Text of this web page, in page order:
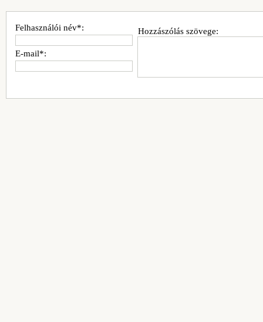
Hozzászólás szövege:
Felhasználói név*:
E-mail*: